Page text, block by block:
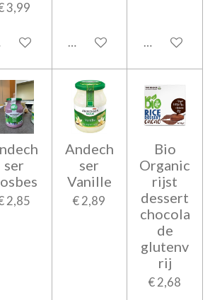
3,99
winkelwagenIn winkelwagenIn
ser
2,85
Andech
ser
Vanille
€ 2,89
Bio
Organic
rijst
dessert
chocola
de
glutenv
rij
€ 2,68